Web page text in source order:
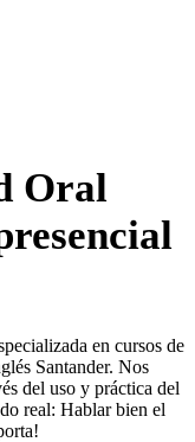
Oral
en cursos de
Santander. Nos
del uso y práctica del
real: Hablar bien el